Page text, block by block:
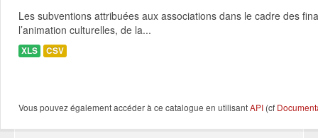
Les subventions attribuées aux associations dans le cadre des
l’animation culturelles, de la...
XLS CSV
Vous pouvez également accéder à ce catalogue en utilisantAPI (cf